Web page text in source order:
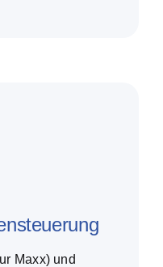
Maxx) und